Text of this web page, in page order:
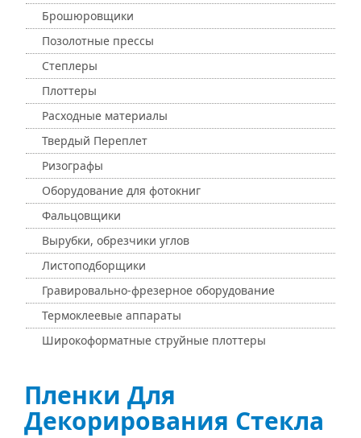
Брошюровщики
Позолотные прессы
Степлеры
Плоттеры
Расходные материалы
Твердый Переплет
Ризографы
Оборудование для фотокниг
Фальцовщики
Вырубки, обрезчики углов
Листоподборщики
Гравировально-фрезерное оборудование
Термоклеевые аппараты
Широкоформатные струйные плоттеры
Пленки Для
Декорирования Стекла